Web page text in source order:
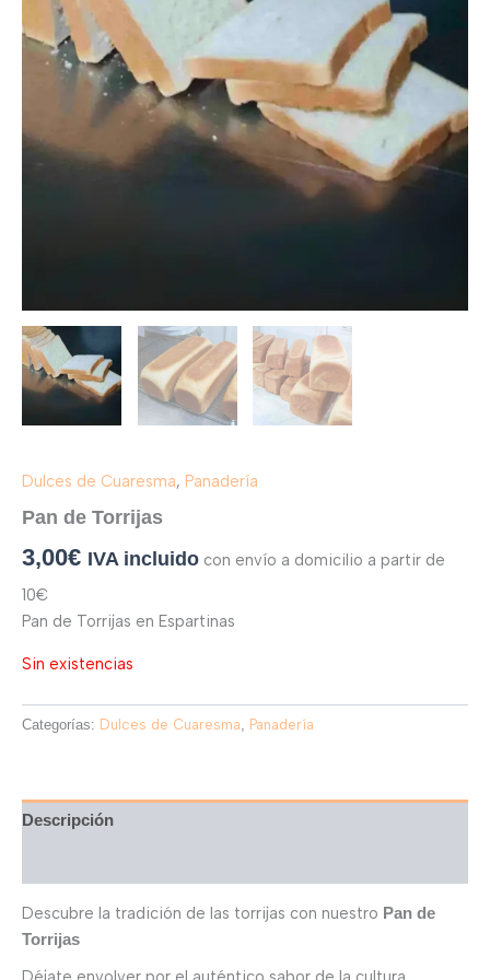
Dulces de Cuaresma, Panadería
Pan de Torrijas
3,00€ IVA incluido con envío a domicilio a partir de
10€
Pan de Torrijas en Espartinas
Sin existencias
Categorías: Dulces de Cuaresma Panadería
Descripción
Descubre la tradición de las torrijas con nuestro Pan de
Torrijas